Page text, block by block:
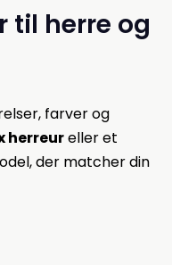
til herre og
farver og
herreureller et
der matcher din